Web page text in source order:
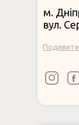
м.
вул.